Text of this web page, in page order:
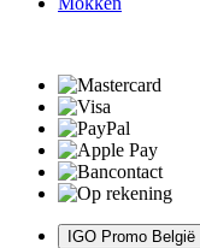
IGO Promo België